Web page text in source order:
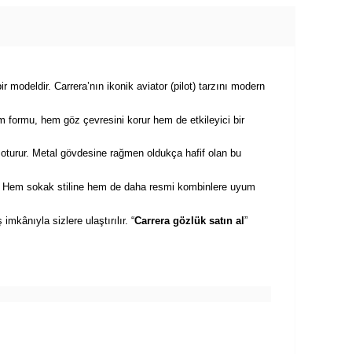
Carrera’nın ikonik aviator (pilot) tarzını modern
formu, hem göz çevresini korur hem de etkileyici bir
Metal gövdesine rağmen oldukça hafif olan bu
sokak stiline hem de daha resmi kombinlere uyum
sizlere ulaştırılır. “Carrera gözlük satın al ”